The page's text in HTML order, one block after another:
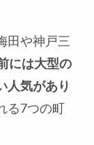
田や神戸三
には大型の
人気があり
7つの町